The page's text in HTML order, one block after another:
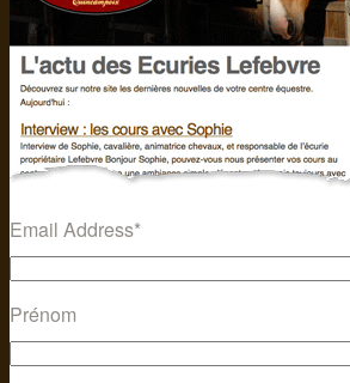
Email Address*
Prénom